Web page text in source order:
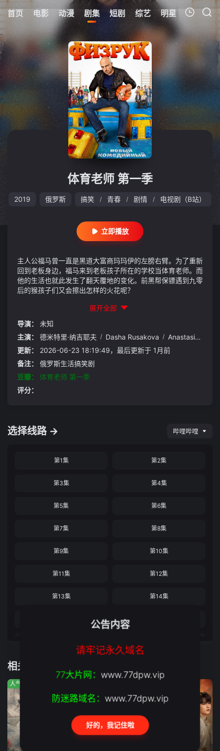
首页 电影 动漫 剧集 短剧 综艺 明星 周表
我的观影记录
暂无观看影片的记录
体育老师 第一季
2019 俄罗斯 搞笑 / 青春 / 剧情 / 电视剧（B站）
立即播放
主人公福马曾一直是黑道大富商玛玛伊的左膀右臂。为了重新
回到老板身边，福马来到老板孩子所在的学校当体育老师。而
他的生活也就此发生了翻天覆地的变化。前黑帮保镖遇到九零
后的猴孩子们又会擦出怎样的火花呢？
展开全部
导演：
未知
主演：
德米特里·纳吉耶夫 / Dasha Rusakova / Anastasiya Panina
更新：
2026-06-23 18:19:49，最后更新于 1月前
备注：
俄罗斯生活搞笑剧
豆瓣：
体育老师 第一季
评分：
选择线路 → 哔哩哔哩
第1集 第2集
第3集 第4集
第5集 第6集
第7集 第8集
第9集 第10集
第11集 第12集
第13集 第14集
相关推荐
人气:888
公告内容
请牢记永久域名
77大片网： www.77dpw.vip
防迷路域名： www.77dpw.vip
好的，我记住啦